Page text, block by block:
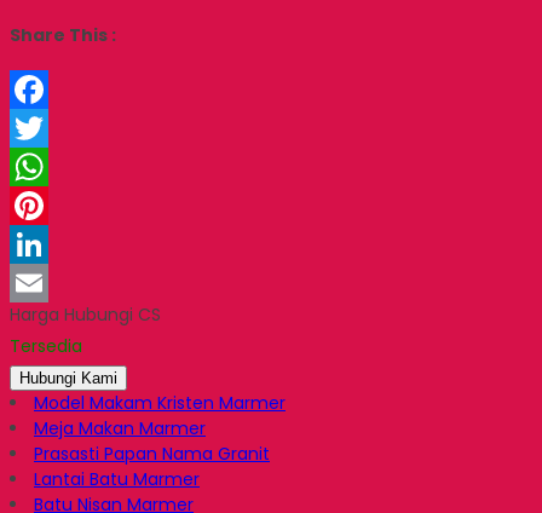
Share This :
Facebook
Twitter
WhatsApp
Pinterest
LinkedIn
Email
Harga Hubungi CS
Tersedia
Hubungi Kami
Model Makam Kristen Marmer
Meja Makan Marmer
Prasasti Papan Nama Granit
Lantai Batu Marmer
Batu Nisan Marmer